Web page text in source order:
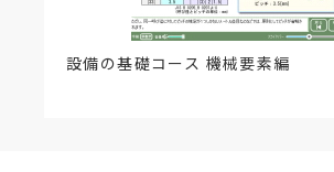
設備の基礎コース 機械要素編